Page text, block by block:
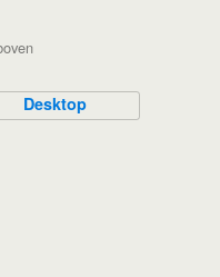
Desktop